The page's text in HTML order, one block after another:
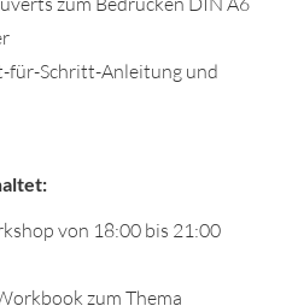
für-Schritt-Anleitung und
von 18:00 bis 21:00
zum Thema